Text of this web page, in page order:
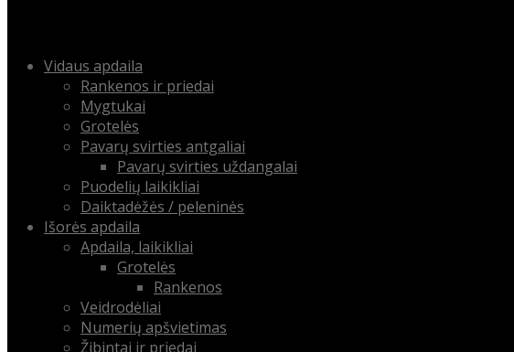
Skip Vidaus apdaila
Rankenos ir priedai
Mygtukai
Grotelės
Pavarų svirties antgaliai
Pavarų svirties uždangalai
Puodelių laikikliai
Daiktadėžės / peleninės
Išorės apdaila
Apdaila, laikikliai
Grotelės
Rankenos
Veidrodėliai
Numerių apšvietimas
Žibintai ir priedai